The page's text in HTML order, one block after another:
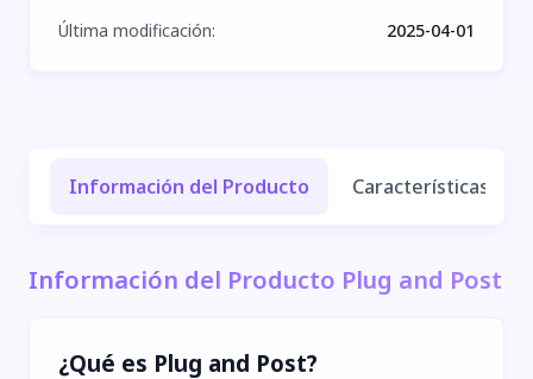
Última modificación: 2025-04-01
Información del Producto Características y
Información del Producto Plug and Post
¿Qué es Plug and Post?